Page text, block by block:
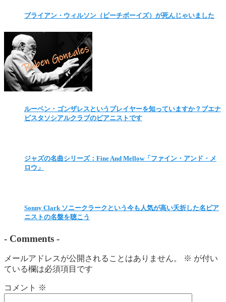
ブライアン・ウィルソン（ビーチボーイズ）が死んじゃいました
ルーベン・ゴンザレスというプレイヤーを知っていますか？ブエナ
ビスタソシアルクラブのピアニストです
ジャズの名曲シリーズ：Fine And Mellow「ファイン・アンド・メ
ロウ」
Sonny Clark ソニークラークという今も人気が高い夭折した名ピア
ニストの名盤を聴こう
- Comments -
メールアドレスが公開されることはありません。 ※ が付い
ている欄は必須項目です
コメント ※